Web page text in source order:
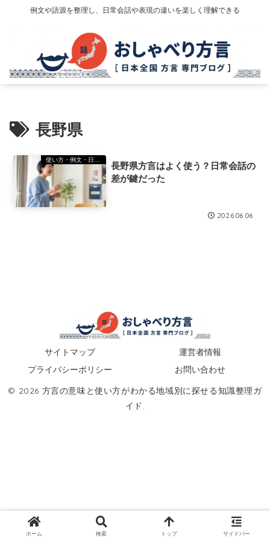
例文や語源を整理し、日常会話や表現の違いを楽しく理解できる
長野県
長野県方言はよく使う？日常会話の
差が鍵だった
2026.06.06
サイトマップ
運営者情報
プライバシーポリシー
お問い合わせ
© 2026 方言の意味と使い方がわかる地域別に探せる知識整理ガ
イド.
ホーム 検索 トップ サイドバー